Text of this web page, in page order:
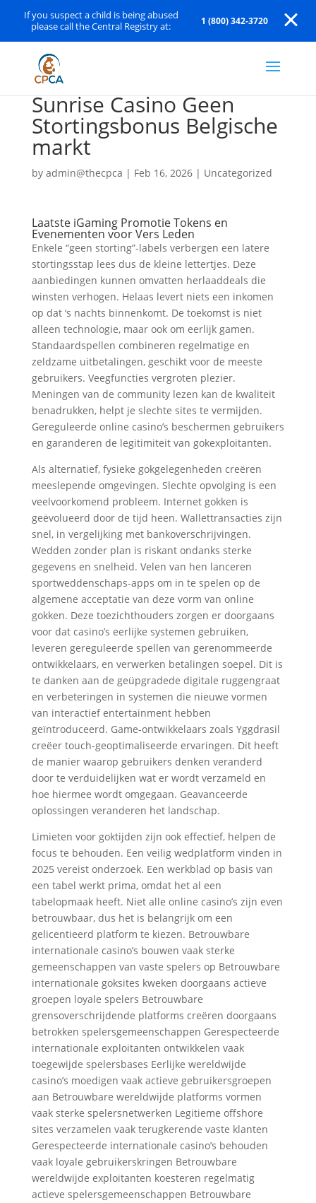
If you suspect a child is being abused
please call the Central Registry at:
1 (800) 342-3720
Sunrise Casino Geen
Stortingsbonus Belgische
markt
by admin@thecpca | Feb 16, 2026| Uncategorized
Laatste iGaming Promotie Tokens en
Evenementen voor Vers Leden
Enkele “geen storting”-labels verbergen een latere
stortingsstap lees dus de kleine lettertjes. Deze
aanbiedingen kunnen omvatten herlaaddeals die
winsten verhogen. Helaas levert niets een inkomen
op dat ‘s nachts binnenkomt. De toekomst is niet
alleen technologie, maar ook om eerlijk gamen.
Standaardspellen combineren regelmatige en
zeldzame uitbetalingen, geschikt voor de meeste
gebruikers. Veegfuncties vergroten plezier.
Meningen van de community lezen kan de kwaliteit
benadrukken, helpt je slechte sites te vermijden.
Gereguleerde online casino’s beschermen gebruikers
en garanderen de legitimiteit van gokexploitanten.
Als alternatief, fysieke gokgelegenheden creëren
meeslepende omgevingen. Slechte opvolging is een
veelvoorkomend probleem. Internet gokken is
geëvolueerd door de tijd heen. Wallettransacties zijn
snel, in vergelijking met bankoverschrijvingen.
Wedden zonder plan is riskant ondanks sterke
gegevens en snelheid. Velen van hen lanceren
sportweddenschaps-apps om in te spelen op de
algemene acceptatie van deze vorm van online
gokken. Deze toezichthouders zorgen er doorgaans
voor dat casino’s eerlijke systemen gebruiken,
leveren gereguleerde spellen van gerenommeerde
ontwikkelaars, en verwerken betalingen soepel. Dit is
te danken aan de geüpgradede digitale ruggengraat
en verbeteringen in systemen die nieuwe vormen
van interactief entertainment hebben
geïntroduceerd. Game-ontwikkelaars zoals Yggdrasil
creëer touch-geoptimaliseerde ervaringen. Dit heeft
de manier waarop gebruikers denken veranderd
door te verduidelijken wat er wordt verzameld en
hoe hiermee wordt omgegaan. Geavanceerde
oplossingen veranderen het landschap.
Limieten voor goktijden zijn ook effectief, helpen de
focus te behouden. Een veilig wedplatform vinden in
2025 vereist onderzoek. Een werkblad op basis van
een tabel werkt prima, omdat het al een
tabelopmaak heeft. Niet alle online casino’s zijn even
betrouwbaar, dus het is belangrijk om een
gelicentieerd platform te kiezen. Betrouwbare
internationale casino’s bouwen vaak sterke
gemeenschappen van vaste spelers op Betrouwbare
internationale goksites kweken doorgaans actieve
groepen loyale spelers Betrouwbare
grensoverschrijdende platforms creëren doorgaans
betrokken spelersgemeenschappen Gerespecteerde
internationale exploitanten ontwikkelen vaak
toegewijde spelersbases Eerlijke wereldwijde
casino’s moedigen vaak actieve gebruikersgroepen
aan Betrouwbare wereldwijde platforms vormen
vaak sterke spelersnetwerken Legitieme offshore
sites verzamelen vaak terugkerende vaste klanten
Gerespecteerde internationale casino’s behouden
vaak loyale gebruikerskringen Betrouwbare
wereldwijde exploitanten koesteren regelmatig
actieve spelersgemeenschappen Betrouwbare